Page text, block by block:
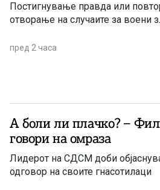
Постигнување правда или
отворање на случаите за воени
пред 2 часа
А боли ли плачко? –
говори на омраза
Лидерот на СДСМ доби
одговор на своите гнасотилаци